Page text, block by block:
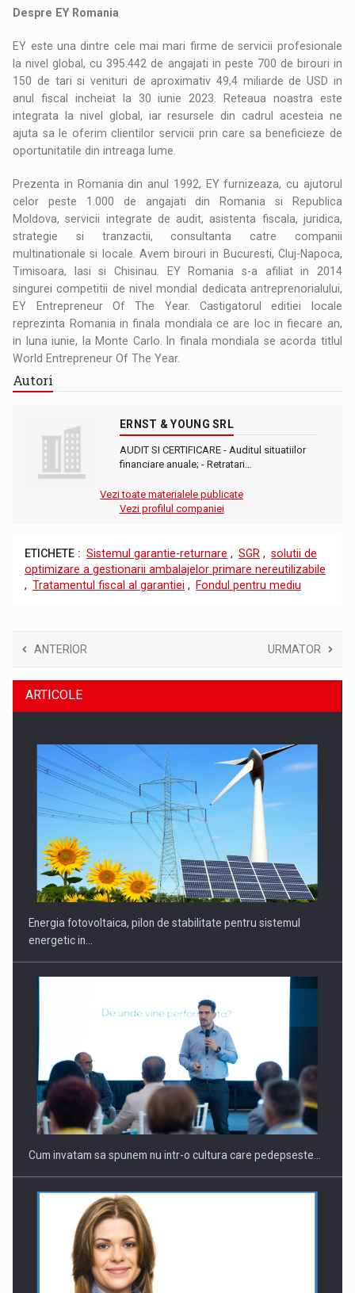
Despre EY Romania
EY este una dintre cele mai mari firme de servicii profesionale
la nivel global, cu 395.442 de angajati in peste 700 de birouri in
150 de tari si venituri de aproximativ 49,4 miliarde de USD in
anul fiscal incheiat la 30 iunie 2023. Reteaua noastra este
integrata la nivel global, iar resursele din cadrul acesteia ne
ajuta sa le oferim clientilor servicii prin care sa beneficieze de
oportunitatile din intreaga lume.
Prezenta in Romania din anul 1992, EY furnizeaza, cu ajutorul
celor peste 1.000 de angajati din Romania si Republica
Moldova, servicii integrate de audit, asistenta fiscala, juridica,
strategie si tranzactii, consultanta catre companii
multinationale si locale. Avem birouri in Bucuresti, Cluj-Napoca,
Timisoara, Iasi si Chisinau. EY Romania s-a afiliat in 2014
singurei competitii de nivel mondial dedicata antreprenorialului,
EY Entrepreneur Of The Year. Castigatorul editiei locale
reprezinta Romania in finala mondiala ce are loc in fiecare an,
in luna iunie, la Monte Carlo. In finala mondiala se acorda titlul
World Entrepreneur Of The Year.
Autori
ERNST & YOUNG SRL
AUDIT SI CERTIFICARE - Auditul situatiilor
financiare anuale; - Retratari…
Vezi toate materialele publicate
Vezi profilul companiei
ETICHETE : Sistemul garantie-returnare , SGR , solutii de
optimizare a gestionarii ambalajelor primare nereutilizabile
, Tratamentul fiscal al garantiei , Fondul pentru mediu
ANTERIOR URMATOR
ARTICOLE
Energia fotovoltaica, pilon de stabilitate pentru sistemul
energetic in…
Cum invatam sa spunem nu intr-o cultura care pedepseste…